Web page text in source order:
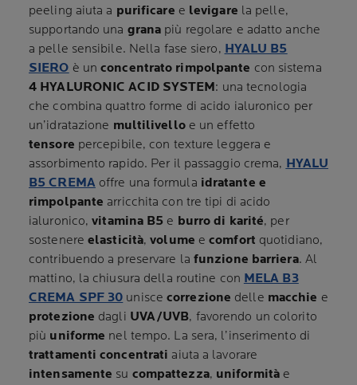
peeling aiuta a purificare e levigare la pelle,
supportando una grana più regolare e adatto anche
a pelle sensibile. Nella fase siero, HYALU B5
SIERO è unconcentrato rimpolpante con sistema
4 HYALURONIC ACID SYSTEM: una tecnologia
che combina quattro forme di acido ialuronico per
un’idratazione multilivelloe un effetto
tensore percepibile, con texture leggera e
assorbimento rapido. Per il passaggio crema, HYALU
B5 CREMAoffre una formula idratante e
rimpolpante arricchita con tre tipi di acido
ialuronico,vitamina B5 e burro di karité, per
sostenere elasticità,volume ecomfort quotidiano,
contribuendo a preservare la funzione barriera. Al
mattino, la chiusura della routine con MELA B3
CREMA SPF 30 uniscecorrezione delle macchie e
protezione dagli UVA/UVB, favorendo un colorito
più uniforme nel tempo. La sera, l’inserimento di
trattamenti concentrati aiuta a lavorare
intensamente su compattezza, uniformitàe